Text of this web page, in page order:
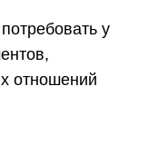
у
отношений